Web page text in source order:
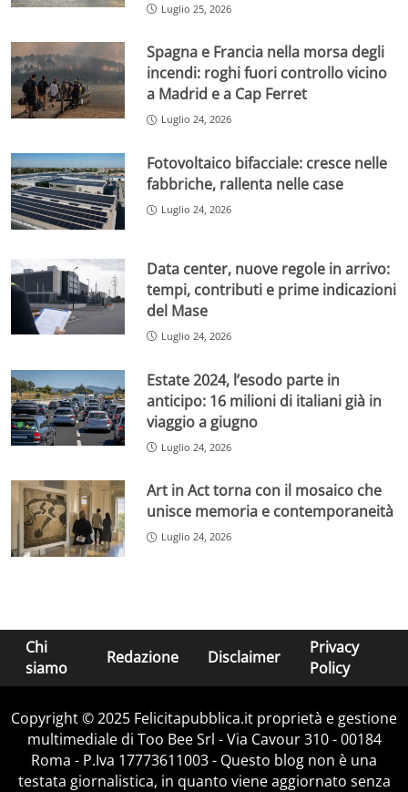
Luglio 25, 2026
Spagna e Francia nella morsa degli
incendi: roghi fuori controllo vicino
a Madrid e a Cap Ferret
Luglio 24, 2026
Fotovoltaico bifacciale: cresce nelle
fabbriche, rallenta nelle case
Luglio 24, 2026
Data center, nuove regole in arrivo:
tempi, contributi e prime indicazioni
del Mase
Luglio 24, 2026
Estate 2024, l’esodo parte in
anticipo: 16 milioni di italiani già in
viaggio a giugno
Luglio 24, 2026
Art in Act torna con il mosaico che
unisce memoria e contemporaneità
Luglio 24, 2026
Chi
siamo
Redazione Disclaimer
Privacy
Policy
Copyright © 2025 Felicitapubblica.it proprietà e gestione
multimediale di Too Bee Srl - Via Cavour 310 - 00184
Roma - P.Iva 17773611003 - Questo blog non è una
testata giornalistica, in quanto viene aggiornato senza